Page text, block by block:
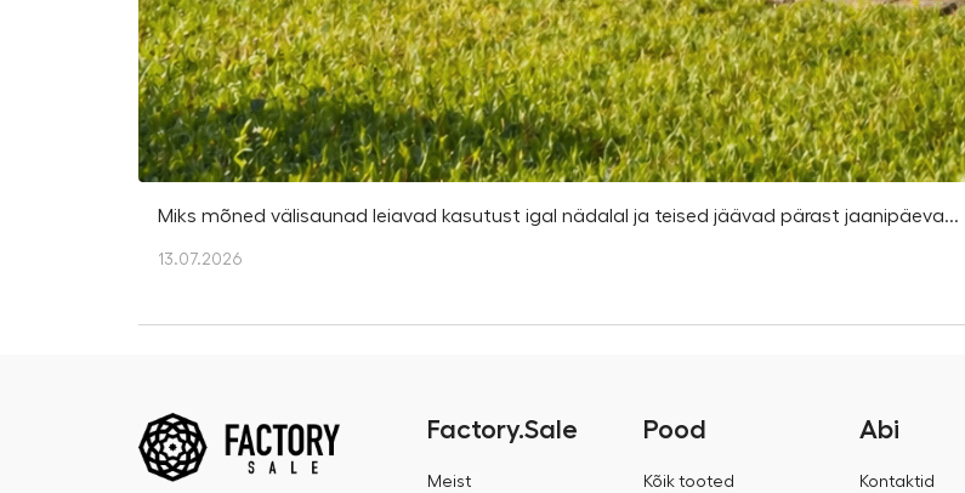
Miks mõned välisaunad leiavad kasutust igal nädalal ja teised jäävad pärast jaanipäeva...
13.07.2026
Factory.Sale
Meist
Pood
Kõik tooted
Abi
Kontaktid